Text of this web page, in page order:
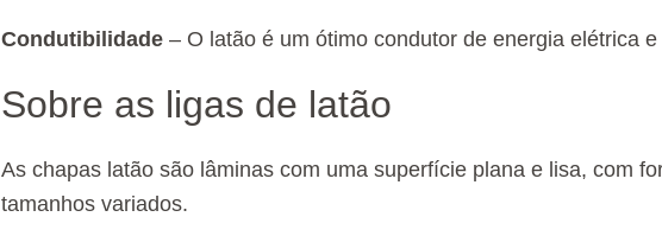
Condutibilidade – O latão é um ótimo condutor de energia elétrica e
Sobre as ligas de latão
As chapas latão são lâminas com uma superfície plana e lisa, com
tamanhos variados.